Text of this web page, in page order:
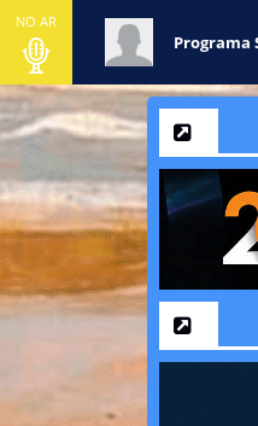
NO AR
Programa